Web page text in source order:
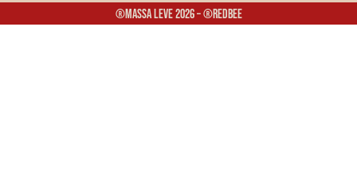
®Massa Leve 2026 – ®Redbee